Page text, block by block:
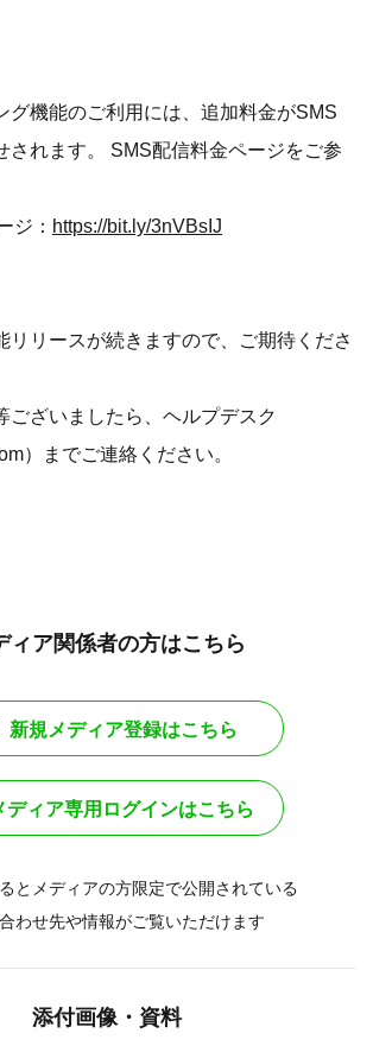
グ機能のご利用には、追加料金がSMS
されます。 SMS配信料金ページをご参
ジ： https://bit.ly/3nVBsIJ
リリースが続きますので、ご期待くださ
ございましたら、ヘルプデスク
）までご連絡ください。
ィア関係者の方はこちら
新規メディア登録はこちら
ディア専用ログインはこちら
とメディアの方限定で公開されている
わせ先や情報がご覧いただけます
添付画像・資料